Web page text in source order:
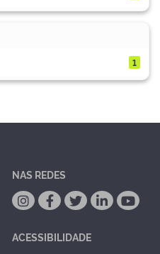
1
NAS REDES
ACESSIBILIDADE